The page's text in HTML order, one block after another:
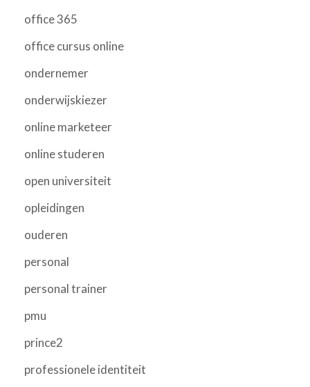
office 365
office cursus online
ondernemer
onderwijskiezer
online marketeer
online studeren
open universiteit
opleidingen
ouderen
personal
personal trainer
pmu
prince2
professionele identiteit